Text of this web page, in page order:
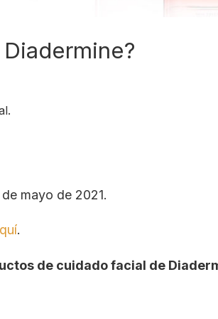
mayo de 2021.
.
de cuidado facial de